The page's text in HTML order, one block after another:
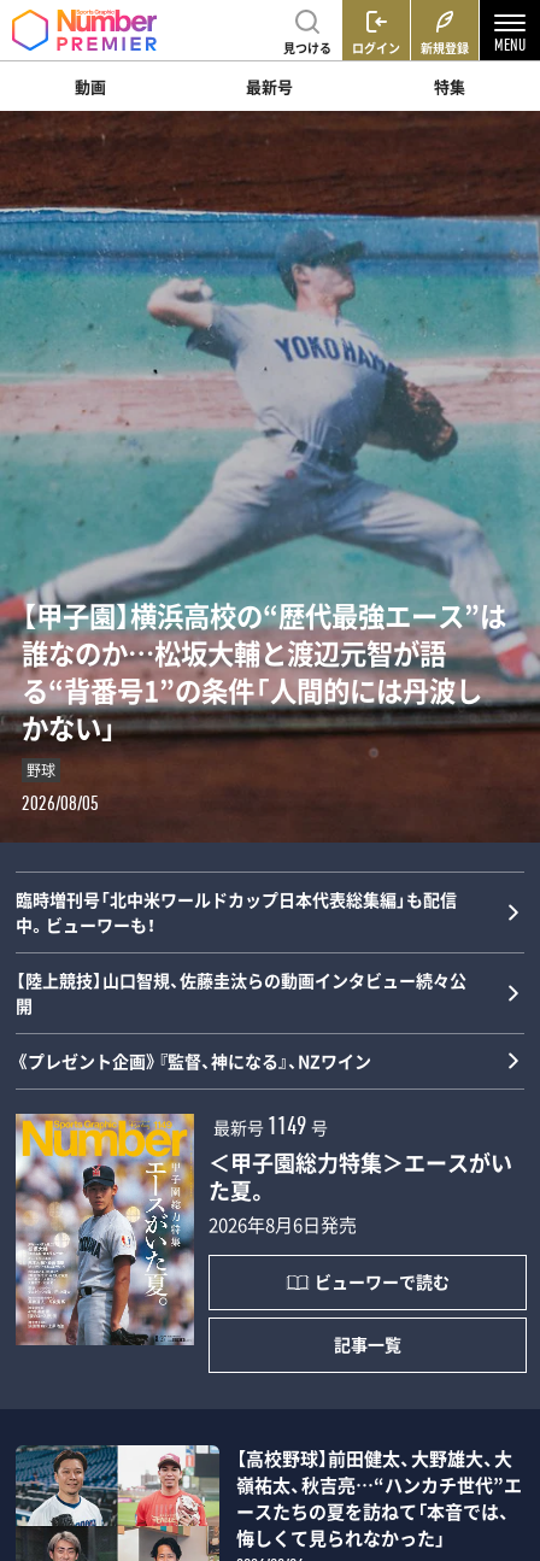
見つける ログイン 新規登録
動画 最新号 特集
「女の子が男装して校内へ!?」荒木大輔と
斎藤佑樹が語る甲子園フィーバーと“あ
の夏の匂い”「早実は横浜と同じタイプで
した」《スペシャル対談》
野球
2026/08/06
【甲子園】横浜高校の“歴代最強エース”は
誰なのか…松坂大輔と渡辺元智が語
る“背番号1”の条件「人間的には丹波し
かない」
野球
2026/08/05
「Qちゃん、マジで何してんの！」高橋尚子
の愛称を生んだ“裸にアルミホイル”と小
出義雄が書いた鬼メニュー「今日は日本
記録が練習…」《浜田雅功の対談連載》
陸上
2026/08/05
“持たざる者”と“持てる者”が直線でつ
ながる…カーボベルデとメッシの守備が
思い出せてくれた「サッカーの根っこ」と
は？《W杯コラム》
サッカー
2026/08/04
臨時増刊号「北中米ワールドカップ日本代表総集編」も配信
中。ビューワーも！
【陸上競技】山口智規、佐藤圭汰らの動画インタビュー続々公
開
《プレゼント企画》『監督、神になる』、NZワイン
最新号 1149 号
＜甲子園総力特集＞エースがい
た夏。
2026年8月6日発売
ビューワーで読む
記事一覧
【高校野球】前田健太、大野雄大、大
嶺祐太、秋吉亮…“ハンカチ世代”エ
ースたちの夏を訪ねて「本音では、
悔しくて見られなかった」